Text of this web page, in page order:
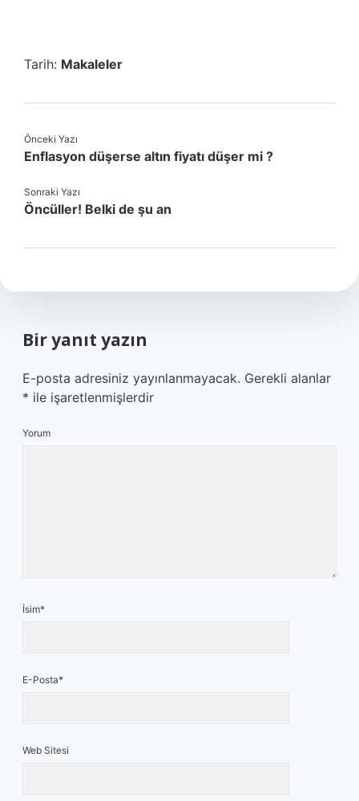
Tarih: Makaleler
Önceki Yazı
Enflasyon düşerse altın fiyatı düşer mi ?
Sonraki Yazı
Öncüller! Belki de şu an
Bir yanıt yazın
E-posta adresiniz yayınlanmayacak. Gerekli alanlar
* ile işaretlenmişlerdir
Yorum
İsim*
E-Posta*
Web Sitesi